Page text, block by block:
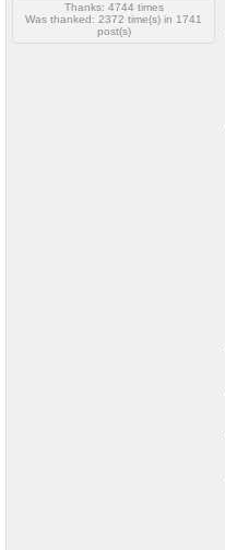
Thanks: 4744 times
Was thanked: 2372 time(s) in 1741
post(s)